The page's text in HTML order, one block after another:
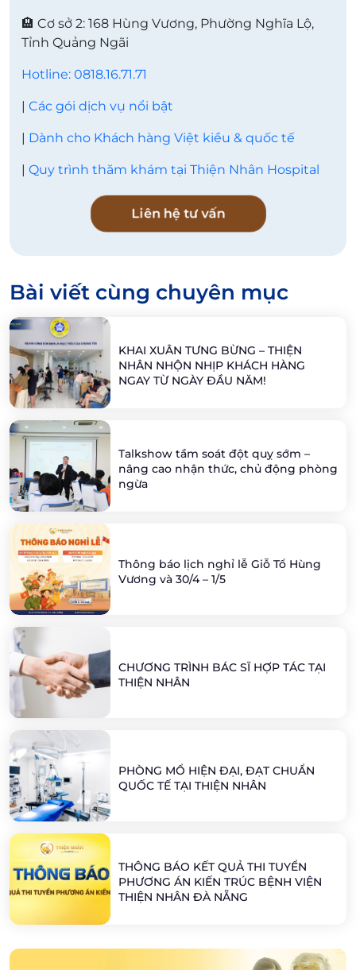
🏨 Cơ sở 2: 168 Hùng Vương, Phường Nghĩa Lộ,
Tỉnh Quảng Ngãi
Hotline: 0818.16.71.71
| Các gói dịch vụ nổi bật
| Dành cho Khách hàng Việt kiều & quốc tế
| Quy trình thăm khám tại Thiện Nhân Hospital
Liên hệ tư vấn
Bài viết cùng chuyên mục
KHAI XUÂN TƯNG BỪNG – THIỆN
NHÂN NHỘN NHỊP KHÁCH HÀNG
NGAY TỪ NGÀY ĐẦU NĂM!
Talkshow tầm soát đột quỵ sớm –
nâng cao nhận thức, chủ động phòng
ngừa
Thông báo lịch nghỉ lễ Giỗ Tổ Hùng
Vương và 30/4 – 1/5
CHƯƠNG TRÌNH BÁC SĨ HỢP TÁC TẠI
THIỆN NHÂN
PHÒNG MỔ HIỆN ĐẠI, ĐẠT CHUẨN
QUỐC TẾ TẠI THIỆN NHÂN
THÔNG BÁO KẾT QUẢ THI TUYỂN
PHƯƠNG ÁN KIẾN TRÚC BỆNH VIỆN
THIỆN NHÂN ĐÀ NẴNG